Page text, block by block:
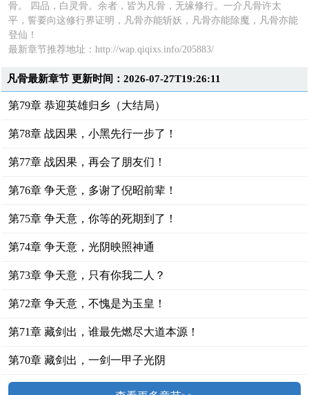
骨。 四品，白灵骨。余者，皆为凡骨，无缘修行。一介凡骨许太
平，誓要向这修行界证明，凡骨亦能斩妖，凡骨亦能除魔，凡骨亦能
登仙！
最新章节推荐地址：http://wap.qiqixs.info/205883/
凡骨最新章节 更新时间：2026-07-27T19:26:11
第79章 恭迎英雄归乡（大结局）
第78章 战因果，小黑先行一步了！
第77章 战因果，再会了朋友们！
第76章 争天意，多谢了倪昭前辈！
第75章 争天意，你等的死期到了！
第74章 争天意，光阴映照神通
第73章 争天意，只有你我二人？
第72章 争天意，不愧是为玉皇！
第71章 藏剑出，谁最先燃尽大道本源！
第70章 藏剑出，一剑一甲子光阴